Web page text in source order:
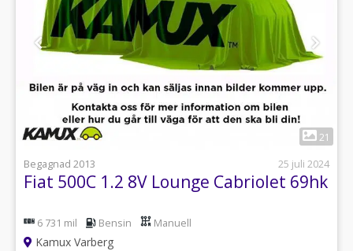
21
Begagnad 2013
25 juli 2024
Fiat 500C 1.2 8V Lounge Cabriolet 69hk
6 731 mil Bensin Manuell
Kamux Varberg